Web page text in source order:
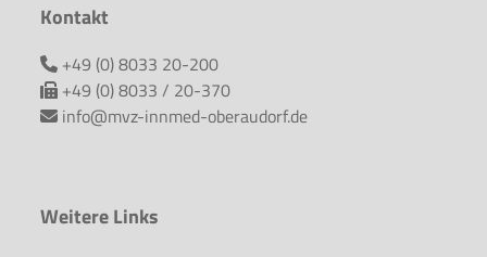
Kontakt
+49 (0) 8033 20-200
+49 (0) 8033 / 20-370
info@mvz-innmed-oberaudorf.de
Weitere Links